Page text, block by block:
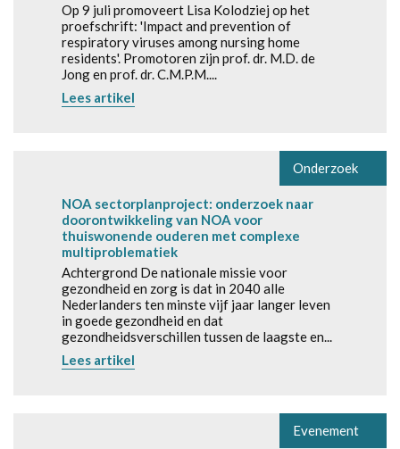
Op 9 juli promoveert Lisa Kolodziej op het
proefschrift: 'Impact and prevention of
respiratory viruses among nursing home
residents'. Promotoren zijn prof. dr. M.D. de
Jong en prof. dr. C.M.P.M....
Lees artikel
Onderzoek
NOA sectorplanproject: onderzoek naar
doorontwikkeling van NOA voor
thuiswonende ouderen met complexe
multiproblematiek
Achtergrond De nationale missie voor
gezondheid en zorg is dat in 2040 alle
Nederlanders ten minste vijf jaar langer leven
in goede gezondheid en dat
gezondheidsverschillen tussen de laagste en...
Lees artikel
Evenement